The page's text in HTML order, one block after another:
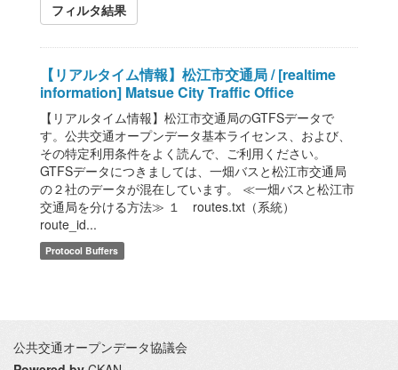
フィルタ結果
【リアルタイム情報】松江市交通局 / [realtime
information] Matsue City Traffic Office
【リアルタイム情報】松江市交通局のGTFSデータで
す。公共交通オープンデータ基本ライセンス、および、
その特定利用条件をよく読んで、ご利用ください。
GTFSデータにつきましては、一畑バスと松江市交通局
の２社のデータが混在しています。 ≪一畑バスと松江市
交通局を分ける方法≫ １ routes.txt（系統）
route_id...
Protocol Buffers
公共交通オープンデータ協議会